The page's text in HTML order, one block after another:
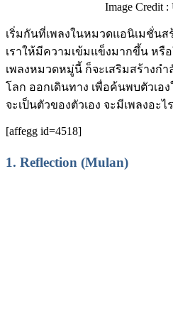
Image Credit :
เริ่มกันที่เพลงในหมวดแอนิเมชั่นส
เราให้มีความเข้มแข็งมากขึ้น หรื
เพลงหมวดหมู่นี้ ก็จะเสริมสร้างก
โลก ออกเดินทาง เพื่อค้นพบตัวเอ
จะเป็นตัวของตัวเอง จะมีเพลงอะ
[affegg id=4518]
1. Reflection (Mulan)